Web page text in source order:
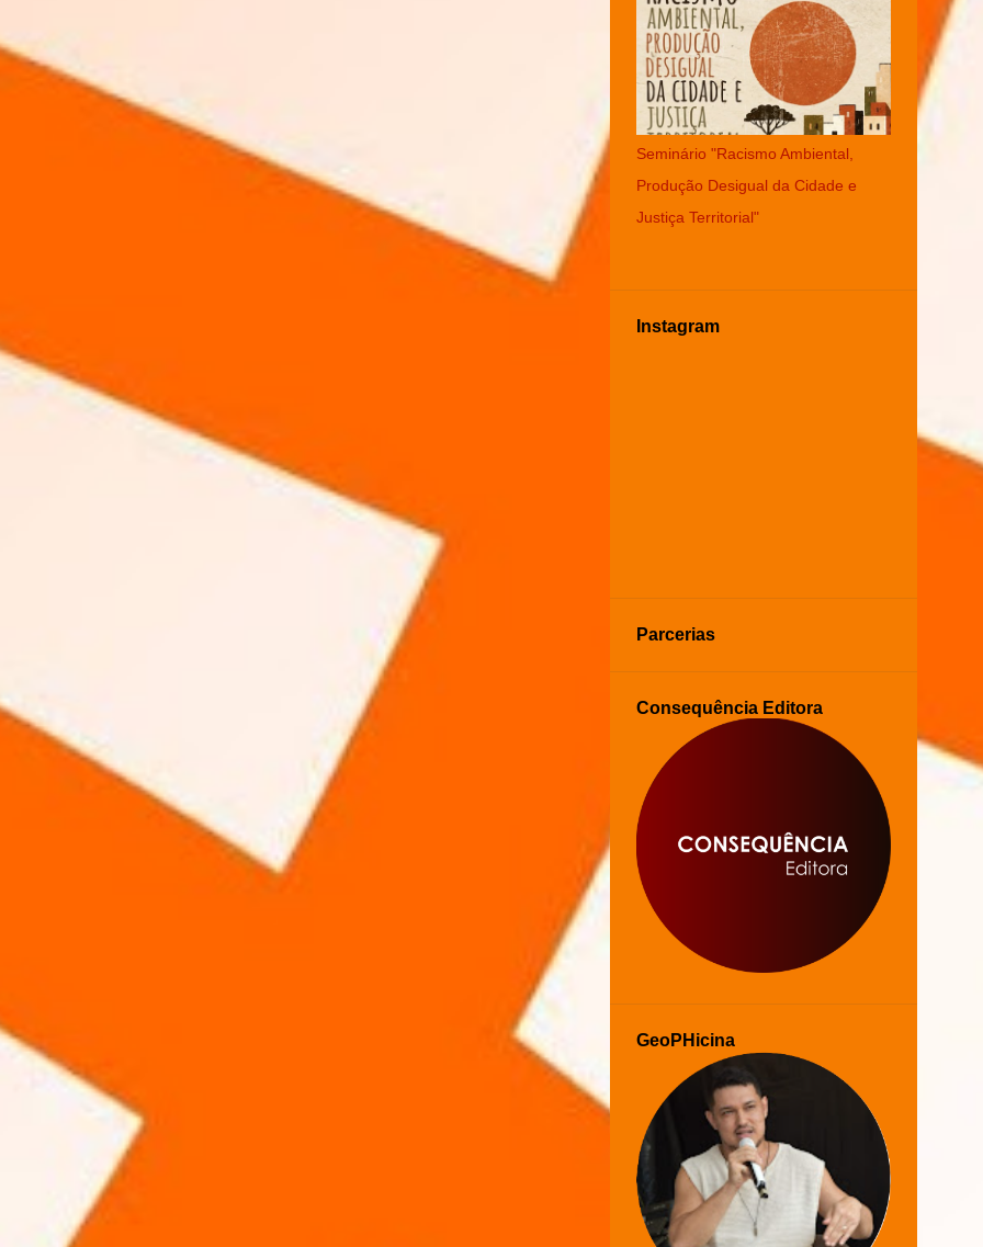
Seminário "Racismo Ambiental,
Produção Desigual da Cidade e
Justiça Territorial"
Instagram
Parcerias
Consequência Editora
GeoPHicina